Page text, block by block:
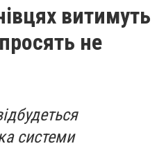
витимуть
не
системи